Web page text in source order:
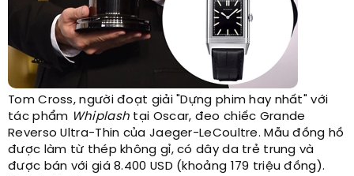
Tom Cross, người đoạt giải "Dựng phim hay nhất" với
tác phẩm Whiplash tại Oscar, đeo chiếc Grande
Reverso Ultra-Thin của Jaeger-LeCoultre. Mẫu đồng hồ
được làm từ thép không gỉ, có dây da trẻ trung và
được bán với giá 8.400 USD (khoảng 179 triệu đồng).